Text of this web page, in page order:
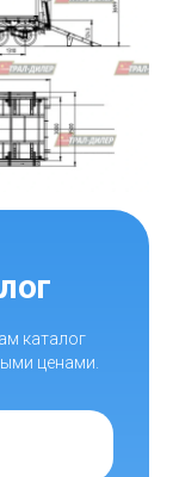
каталог
ценами.